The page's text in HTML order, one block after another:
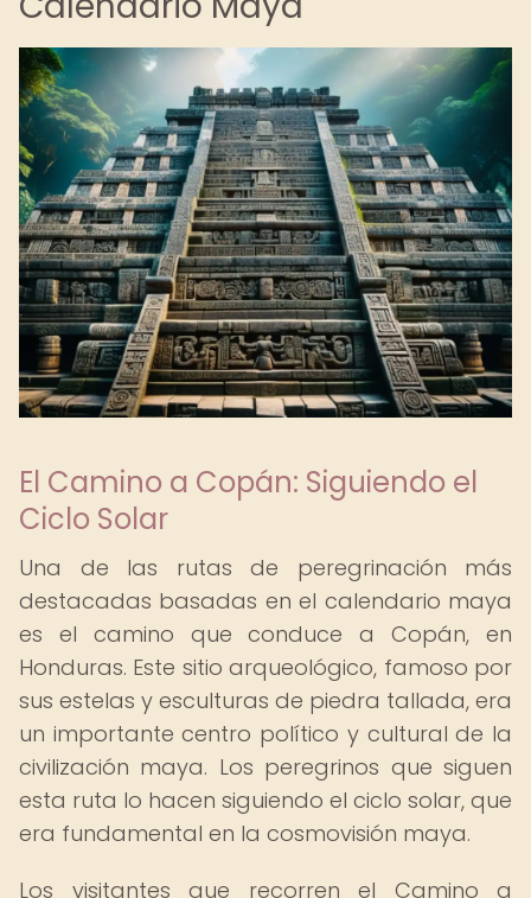
El Camino a Copán: Siguiendo el
Ciclo Solar
Una de las rutas de peregrinación más
destacadas basadas en el calendario maya
es el camino que conduce a Copán, en
Honduras. Este sitio arqueológico, famoso por
sus estelas y esculturas de piedra tallada, era
un importante centro político y cultural de la
civilización maya. Los peregrinos que siguen
esta ruta lo hacen siguiendo el ciclo solar, que
era fundamental en la cosmovisión maya.
Los visitantes que recorren el Camino a